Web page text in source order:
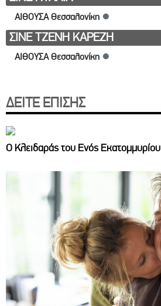
ΑΙΘΟΥΣΑ Θεσσαλονίκη ●
ΣΙΝΕ ΤΖΕΝΗ ΚΑΡΕΖΗ
ΑΙΘΟΥΣΑ Θεσσαλονίκη ●
ΔΕΙΤΕ ΕΠΙΣΗΣ
Ο Κλειδαράς του Ενός Εκατομμυρίου